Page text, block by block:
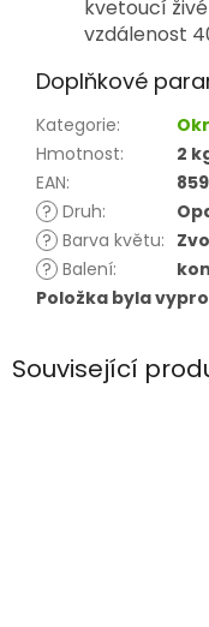
kvetoucí
vzdálenost
Doplňkové
Kategorie:
Hmotnost:
2
EAN:
? Druh:
? Barva květu:
? Balení:
Položka byla
Související